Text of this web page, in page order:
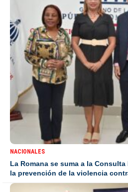
NACIONALES
La Romana se suma a la
la prevención de la violencia